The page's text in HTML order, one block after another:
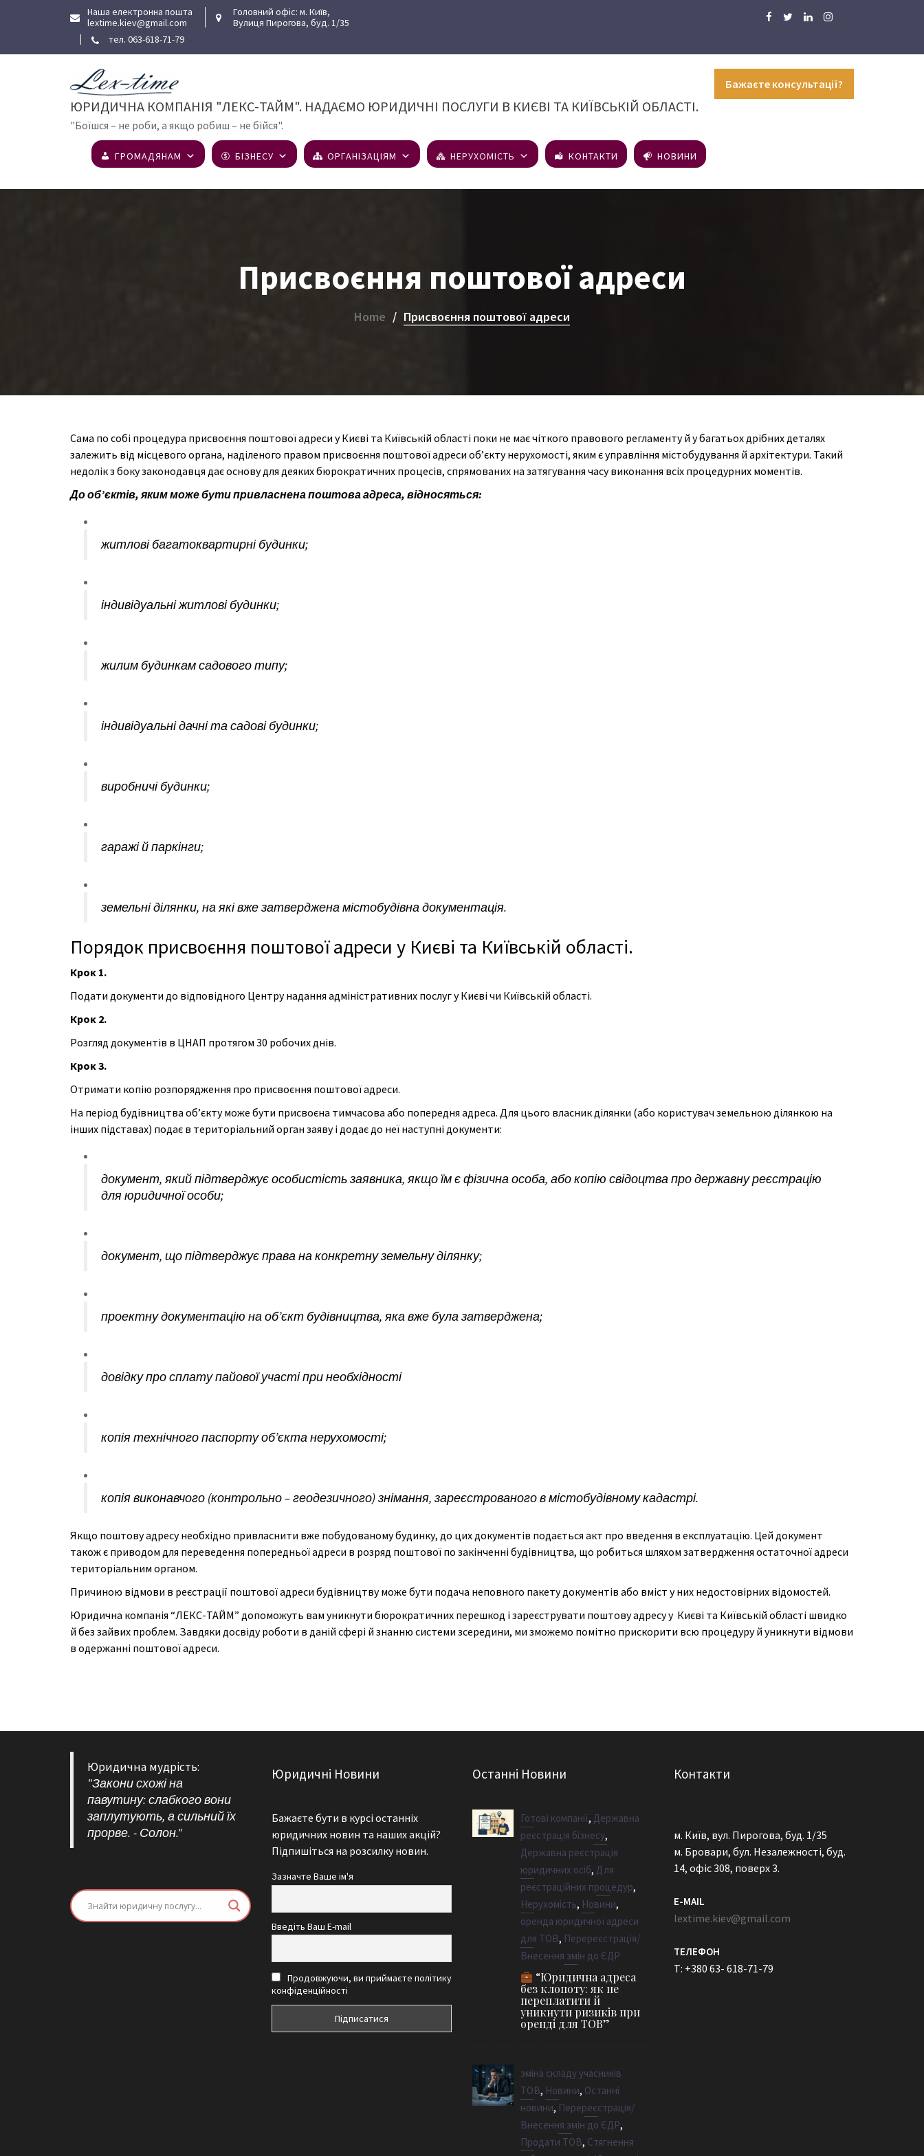
Наша електронна пошта
lextime.kiev@gmail.com
Головний офіс: м. Київ,
Вулиця Пирогова, буд. 1/35
тел. 063-618-71-79
ЮРИДИЧНА КОМПАНІЯ "ЛЕКС-ТАЙМ". НАДАЄМО ЮРИДИЧНІ ПОСЛУГИ В КИЄВІ ТА КИЇВСЬКІЙ ОБЛАСТІ.
"Боїшся – не роби, а якщо робиш – не бійся".
Бажаєте консультації?
ГРОМАДЯНАМ БІЗНЕСУ ОРГАНІЗАЦІЯМ НЕРУХОМІСТЬ КОНТАКТИ НОВИНИ
Присвоєння поштової адреси
Home Присвоєння поштової адреси
Сама по собі процедура присвоєння поштової адреси у Києві та Київській області поки не має чіткого правового регламенту й у багатьох дрібних деталях
залежить від місцевого органа, наділеного правом присвоєння поштової адреси об’єкту нерухомості, яким є управління містобудування й архітектури. Такий
недолік з боку законодавця дає основу для деяких бюрократичних процесів, спрямованих на затягування часу виконання всіх процедурних моментів.
До об’єктів, яким може бути привласнена поштова адреса, відносяться:
житлові багатоквартирні будинки;
індивідуальні житлові будинки;
жилим будинкам садового типу;
індивідуальні дачні та садові будинки;
виробничі будинки;
гаражі й паркінги;
земельні ділянки, на які вже затверджена містобудівна документація.
Порядок присвоєння поштової адреси у Києві та Київській області.
Крок 1.
Подати документи до відповідного Центру надання адміністративних послуг у Києві чи Київській області.
Крок 2.
Розгляд документів в ЦНАП протягом 30 робочих днів.
Крок 3.
Отримати копію розпорядження про присвоєння поштової адреси.
На період будівництва об’єкту може бути присвоєна тимчасова або попередня адреса. Для цього власник ділянки (або користувач земельною ділянкою на
інших підставах) подає в територіальний орган заяву і додає до неї наступні документи:
документ, який підтверджує особистість заявника, якщо їм є фізична особа, або копію свідоцтва про державну реєстрацію
для юридичної особи;
документ, що підтверджує права на конкретну земельну ділянку;
проектну документацію на об’єкт будівництва, яка вже була затверджена;
довідку про сплату пайової участі при необхідності
копія технічного паспорту об’єкта нерухомості;
копія виконавчого (контрольно – геодезичного) знімання, зареєстрованого в містобудівному кадастрі.
Якщо поштову адресу необхідно привласнити вже побудованому будинку, до цих документів подається акт про введення в експлуатацію. Цей документ
також є приводом для переведення попередньої адреси в розряд поштової по закінченні будівництва, що робиться шляхом затвердження остаточної адреси
територіальним органом.
Причиною відмови в реєстрації поштової адреси будівництву може бути подача неповного пакету документів або вміст у них недостовірних відомостей.
Юридична компанія “ЛЕКС-ТАЙМ” допоможуть вам уникнути бюрократичних перешкод і зареєструвати поштову адресу у Києві та Київській області швидко
й без зайвих проблем. Завдяки досвіду роботи в даній сфері й знанню системи зсередини, ми зможемо помітно прискорити всю процедуру й уникнути відмови
в одержанні поштової адреси.
Юридична мудрість:
"Закони схожі на
павутину: слабкого вони
заплутують, а сильний їх
прорве. - Солон."
Юридичні Новини
Бажаєте бути в курсі останніх
юридичних новин та наших акцій?
Підпишіться на розсилку новин.
Зазначте Ваше ім'я
Введіть Ваш E-mail
Продовжуючи, ви приймаєте політику
конфіденційності
Останні Новини
Готові компанії, Державна
реєстрація бізнесу,
Державна реєстрація
юридичних осіб, Для
реєстраційних процедур,
Нерухомість, Новини,
оренда юридичної адреси
для ТОВ, Перереєстрація/
Внесення змін до ЄДР
“Юридична адреса
без клопоту: як не
переплатити й
уникнути ризиків при
оренді для ТОВ”
зміна складу учасників
ТОВ, Новини, Останні
новини, Перереєстрація/
Внесення змін до ЄДР,
Продати ТОВ, Стягнення
Контакти
м. Київ, вул. Пирогова, буд. 1/35
м. Бровари, бул. Незалежності, буд.
14, офіс 308, поверх 3.
E-MAIL
lextime.kiev@gmail.com
ТЕЛЕФОН
T: +380 63- 618-71-79